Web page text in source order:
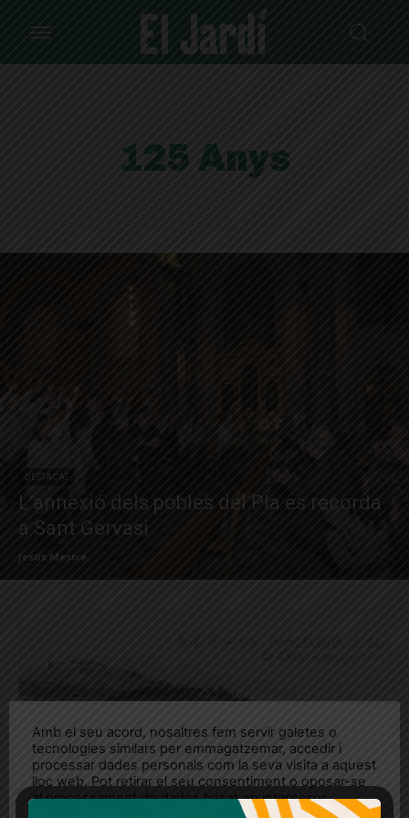
125 Anys
DESTACAT
L’annexió dels pobles del Pla es recorda
a Sant Gervasi
Jesús Mestre
Amb el seu acord, nosaltres fem servir galetes o
tecnologies similars per emmagatzemar, accedir i
processar dades personals com la seva visita a aquest
lloc web. Pot retirar el seu consentiment o oposar-se
al processament de dades basat en interessos
legítims en qualsevol moment fent clic a "Ajustos de